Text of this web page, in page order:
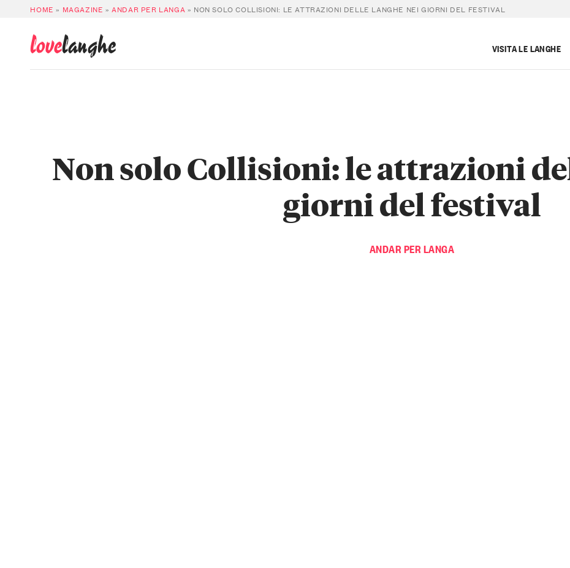
HOME » MAGAZINE »ANDAR PER LANGA » NON SOLO COLLISIONI: LE ATTRAZIONI DELLE LANGHE NEI GIORNI DEL FESTIVAL
lovelanghe VISITA LE LANGHE
ANDAR PER LANGA
Non solo Collisioni: le attrazioni
giorni del festival